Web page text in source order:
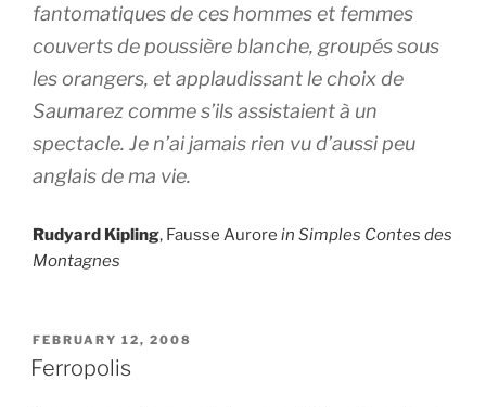
fantomatiques de ces hommes et femmes
couverts de poussière blanche, groupés sous
les orangers, et applaudissant le choix de
Saumarez comme s’ils assistaient à un
spectacle. Je n’ai jamais rien vu d’aussi peu
anglais de ma vie.
Rudyard Kipling, Fausse Aurore in Simples Contes des
Montagnes
POSTED
ON
FEBRUARY 12, 2008
Ferropolis